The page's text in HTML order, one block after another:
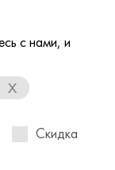
с нами, и
x
Скидка